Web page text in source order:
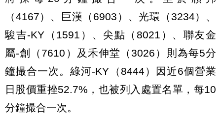
（4167）、巨漢（6903）、光環（3234）、
駿吉-KY（1591）、尖點（8021）、聯友金
屬-創（7610）及禾伸堂（3026）則為每5分
鐘撮合一次。綠河-KY（8444）因近6個營業
日股價重挫52.7%，也被列入處置名單，每10
分鐘撮合一次。